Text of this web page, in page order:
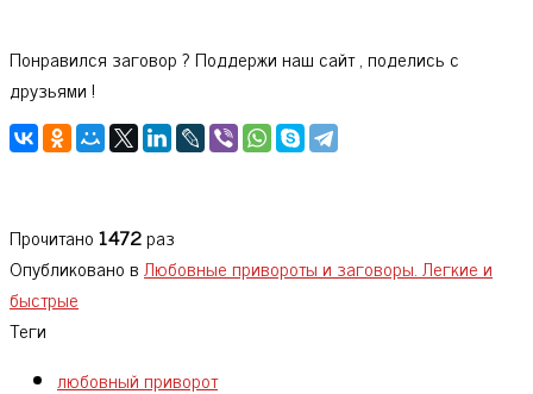
Понравился заговор ? Поддержи наш сайт , поделись с
друзьями !
Прочитано1472раз
Опубликовано вЛюбовные привороты и заговоры. Легкие и
быстрые
Теги
любовный приворот